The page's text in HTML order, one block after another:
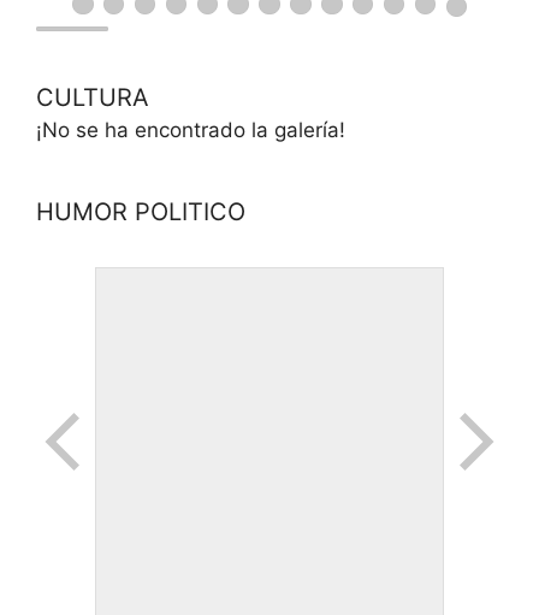
CULTURA
¡No se ha encontrado la galería!
HUMOR POLITICO